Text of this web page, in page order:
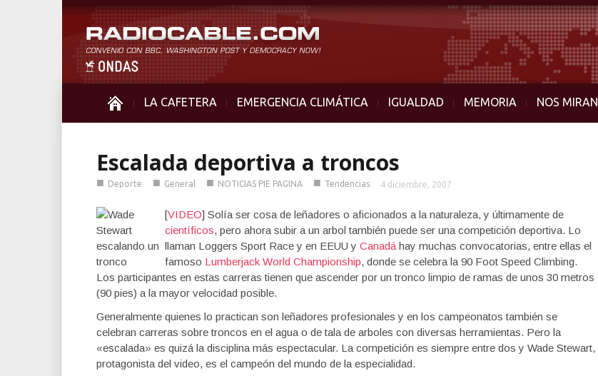
LA CAFETERA EMERGENCIA CLIMÁTICA IGUALDAD MEMORIA NOS MIRAN
Escalada deportiva a troncos
■ Deporte ■ General ■ NOTICIAS PIE PAGINA ■ Tendencias 4 diciembre, 2007
[VIDEO] Solía ser cosa de leñadores o aficionados a la naturaleza, y últimamente de
científicos, pero ahora subir a un arbol también puede ser una competición deportiva. Lo
llaman Loggers Sport Race y en EEUU y Canadá hay muchas convocatorias, entre ellas el
famoso Lumberjack World Championship, donde se celebra la 90 Foot Speed Climbing.
Los participantes en estas carreras tienen que ascender por un tronco limpio de ramas de unos 30 metros
(90 pies) a la mayor velocidad posible.
Generalmente quienes lo practican son leñadores profesionales y en los campeonatos también se
celebran carreras sobre troncos en el agua o de tala de arboles con diversas herramientas. Pero la
«escalada» es quizá la disciplina más espectacular. La competición es siempre entre dos y Wade Stewart,
protagonista del video, es el campeón del mundo de la especialidad.